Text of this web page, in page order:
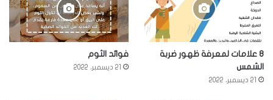
8 علامات لمعرفة ظهور ضربة
الشمس
21 ديسمبر، 2022
فوائد الثوم
21 ديسمبر، 2022